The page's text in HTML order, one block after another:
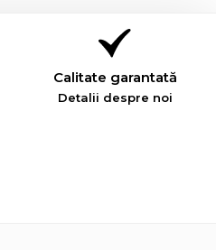
Calitate garantată
Detalii despre noi